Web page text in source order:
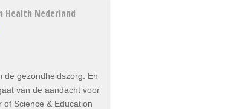
Health Nederland
de gezondheidszorg. En
van de aandacht voor
Science & Education